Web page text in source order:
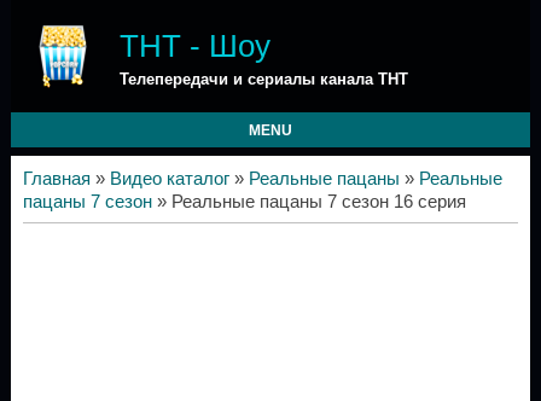
ТНТ - Шоу
Телепередачи и сериалы канала ТНТ
MENU
Главная » Видео каталог» Реальные пацаны » Реальные
пацаны 7 сезон» Реальные пацаны 7 сезон 16 серия